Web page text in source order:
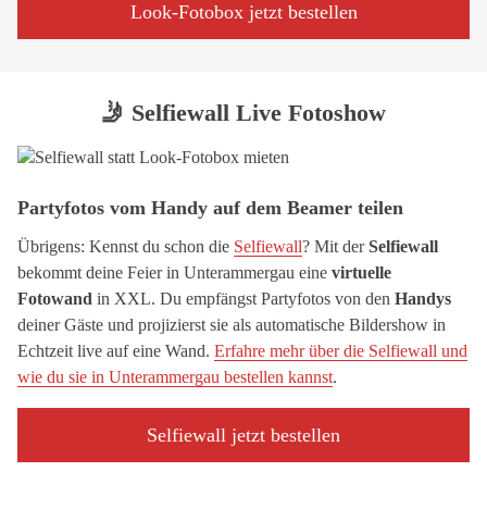
Look-Fotobox jetzt bestellen
🤳 Selfiewall Live Fotoshow
Partyfotos vom Handy auf dem Beamer teilen
Übrigens: Kennst du schon die Selfiewall? Mit derSelfiewall
bekommt deine Feier in Unterammergau eine virtuelle
Fotowand in XXL. Du empfängst Partyfotos von den Handys
deiner Gäste und projizierst sie als automatische Bildershow in
Echtzeit live auf eine Wand. Erfahre mehr über die Selfiewall und
wie du sie in Unterammergau bestellen kannst.
Selfiewall jetzt bestellen